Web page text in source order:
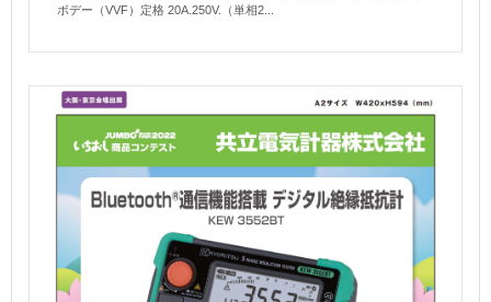
ボデー（VVF）定格 20A.250V.（単相2...